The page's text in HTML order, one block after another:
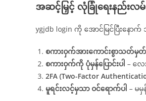
အဆင့်မြှင့် လုံခြုံရေးနည်းလမ်း
ygjdb login ကို အောင်မြင်ပြီးန
စကားဝှက်အားကောင်းစွာသတ်မှတ်
စကားဝှက်ကို ပုံမှန်ပြောင်းပါ – လ
2FA (Two-Factor
မူရင်းလင့်မှသာ ဝင်ရောက်ပါ – မမှ